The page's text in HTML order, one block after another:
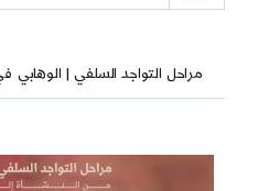
مراحل التواجد السلفي |